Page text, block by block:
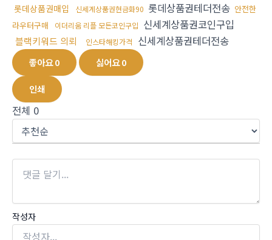
롯데상품권매입 신세계상품권현금화90 롯데상품권테더전송 안전한
라우터구매
이더리움 리플 모든코인구입 신세계상품권코인구입
블랙키워드 의뢰 인스타해킹가격 신세계상품권테더전송
좋아요0 싫어요0
인쇄
전체 0
작성자